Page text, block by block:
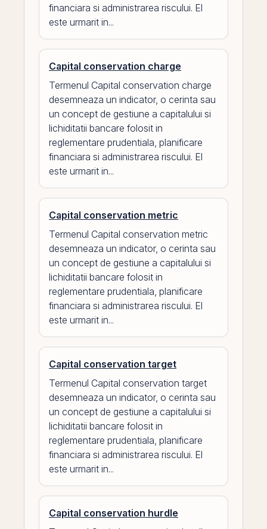
financiara si administrarea riscului. El
este urmarit in...
Capital conservation charge
Termenul Capital conservation charge
desemneaza un indicator, o cerinta sau
un concept de gestiune a capitalului si
lichiditatii bancare folosit in
reglementare prudentiala, planificare
financiara si administrarea riscului. El
este urmarit in...
Capital conservation metric
Termenul Capital conservation metric
desemneaza un indicator, o cerinta sau
un concept de gestiune a capitalului si
lichiditatii bancare folosit in
reglementare prudentiala, planificare
financiara si administrarea riscului. El
este urmarit in...
Capital conservation target
Termenul Capital conservation target
desemneaza un indicator, o cerinta sau
un concept de gestiune a capitalului si
lichiditatii bancare folosit in
reglementare prudentiala, planificare
financiara si administrarea riscului. El
este urmarit in...
Capital conservation hurdle